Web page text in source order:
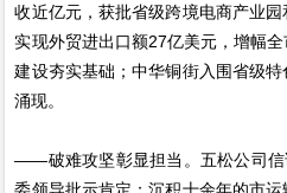
收近亿元，获批省级跨境电商产业
实现外贸进出口额27亿美元，增幅
建设夯实基础；中华铜街入围省级
涌现。
——破难攻坚彰显担当。五松公司信